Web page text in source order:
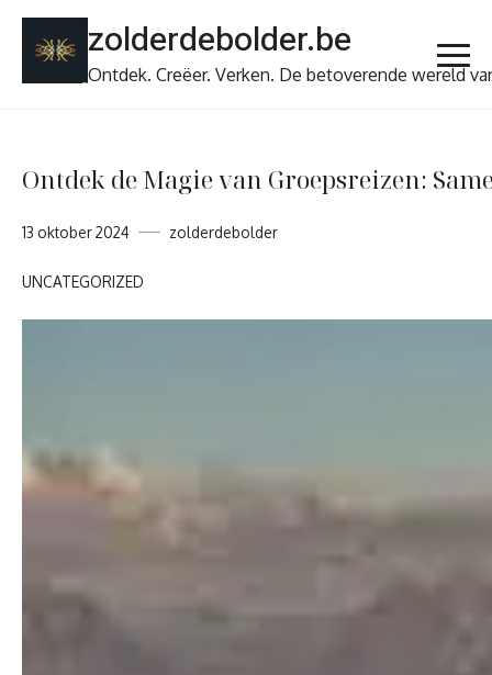
zolderdebolder.be
Ontdek. Creëer. Verken. De betoverende wereld
Ontdek de Magie van Groepsreizen:
13 oktober 2024 zolderdebolder
UNCATEGORIZED